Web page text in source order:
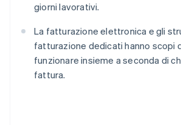
giorni lavorativi.
La fatturazione elettronica e gli
fatturazione dedicati hanno scopi
funzionare insieme a seconda di
fattura.